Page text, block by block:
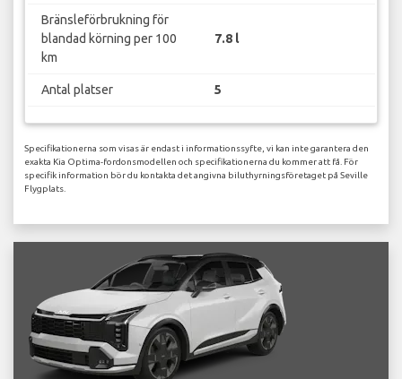
Bränsleförbrukning för
blandad körning per 100
km
7.8 l
Antal platser 5
Specifikationerna som visas är endast i informationssyfte, vi kan inte garantera den
exakta Kia Optima-fordonsmodellen och specifikationerna du kommer att få. För
specifik information bör du kontakta det angivna biluthyrningsföretaget på Seville
Flygplats.